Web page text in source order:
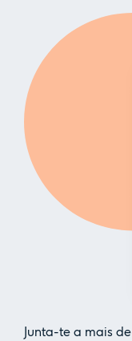
Junta-te a mais de